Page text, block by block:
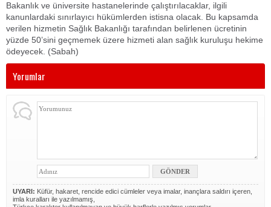
Bakanlık ve üniversite hastanelerinde çalıştırılacaklar, ilgili
kanunlardaki sınırlayıcı hükümlerden istisna olacak. Bu kapsamda
verilen hizmetin Sağlık Bakanlığı tarafından belirlenen ücretinin
yüzde 50’sini geçmemek üzere hizmeti alan sağlık kuruluşu hekime
ödeyecek. (Sabah)
Yorumlar
UYARI: Küfür, hakaret, rencide edici cümleler veya imalar, inançlara saldırı içeren,
imla kuralları ile yazılmamış,